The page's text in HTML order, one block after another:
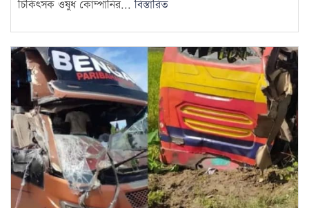
15
আজ থেকে সবার জন্য উন্মুক্ত
‘জুলাই গণঅভ্যুত্থান স্মৃতি জাদুঘর’
চিকিৎসক ওষুধ কোম্পানির...বিস্তারিত